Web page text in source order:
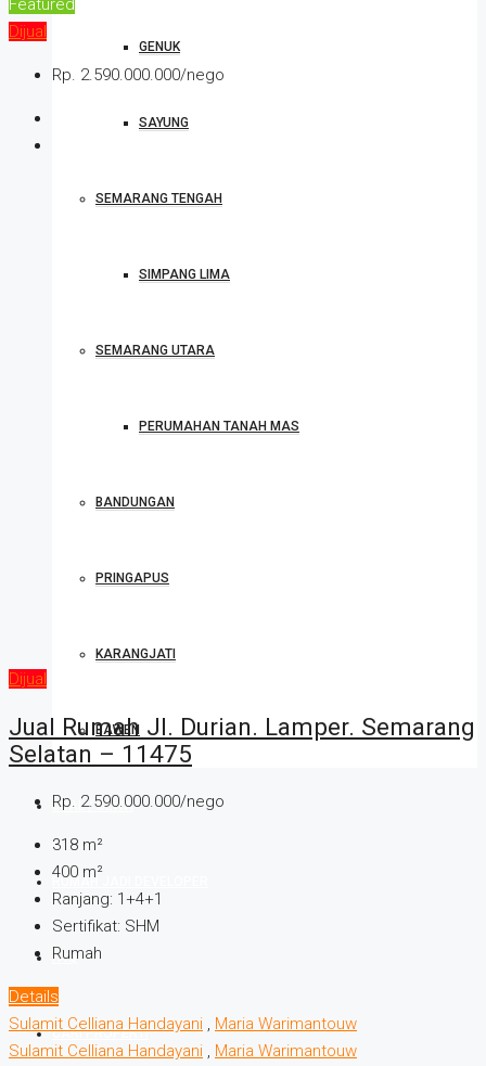
GENUK
SAYUNG
SEMARANG TENGAH
SIMPANG LIMA
SEMARANG UTARA
PERUMAHAN TANAH MAS
BANDUNGAN
PRINGAPUS
KARANGJATI
BAWEN
JUAL / SEWA
RUMAH JADI DEVELOPER
FAQ
CARI PROPERTI
Featured
Dijual
Rp. 2.590.000.000/nego
Dijual
Jual Rumah Jl. Durian. Lamper. Semarang
Selatan – 11475
Rp. 2.590.000.000/nego
318 m²
400 m²
Ranjang: 1+4+1
Sertifikat: SHM
Rumah
Details
Sulamit Celliana Handayani , Maria Warimantouw
Sulamit Celliana Handayani , Maria Warimantouw